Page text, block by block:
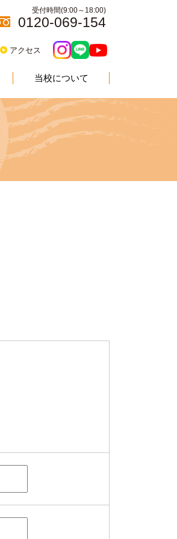
受付時間(9:00～18:00)
0120-069-154
アクセス
当校について